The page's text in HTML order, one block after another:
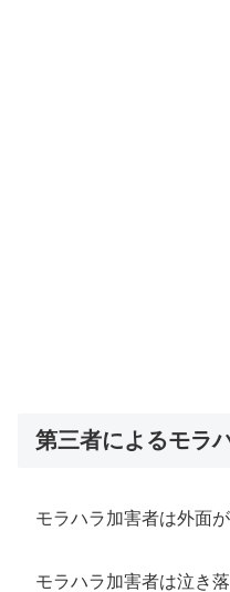
第三者によるモラ
モラハラ加害者は外面が
モラハラ加害者は泣き落